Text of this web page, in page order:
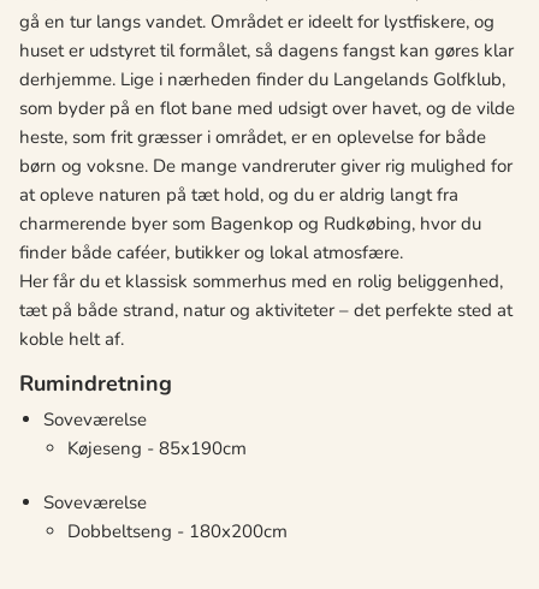
gå en tur langs vandet. Området er ideelt for lystfiskere, og
huset er udstyret til formålet, så dagens fangst kan gøres klar
derhjemme. Lige i nærheden finder du Langelands Golfklub,
som byder på en flot bane med udsigt over havet, og de vilde
heste, som frit græsser i området, er en oplevelse for både
børn og voksne. De mange vandreruter giver rig mulighed for
at opleve naturen på tæt hold, og du er aldrig langt fra
charmerende byer som Bagenkop og Rudkøbing, hvor du
finder både caféer, butikker og lokal atmosfære.
Her får du et klassisk sommerhus med en rolig beliggenhed,
tæt på både strand, natur og aktiviteter – det perfekte sted at
koble helt af.
Rumindretning
Soveværelse
Køjeseng - 85x190cm
Soveværelse
Dobbeltseng - 180x200cm